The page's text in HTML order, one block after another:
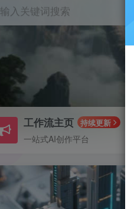
输入关键词搜索
工作流主页 持续更新
一站式AI创作平台